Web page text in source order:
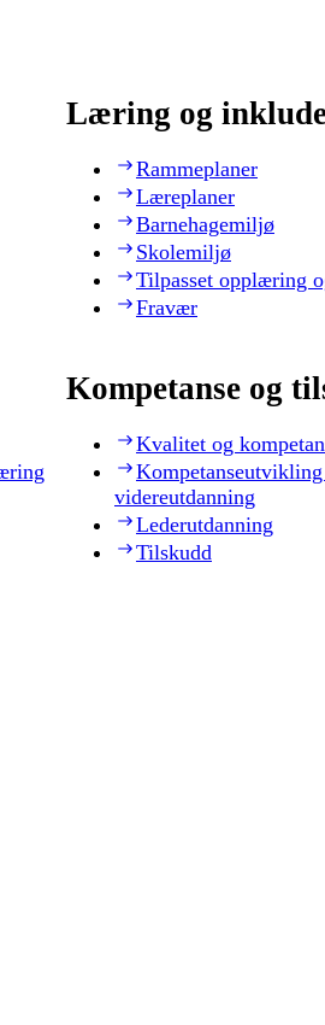
Læring og
Rammeplaner
Læreplaner
Barnehagemiljø
Skolemiljø
Tilpasset opplæring
Fravær
Kompetanse og
Kvalitet og
videreutdanning
Lederutdanning
Tilskudd